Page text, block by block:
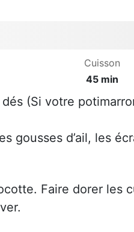
Cuisson
45 min
(Si votre
gousses d’ail, les
Faire dorer les